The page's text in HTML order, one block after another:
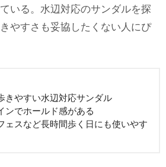
いる。水辺対応のサンダルを探
やすさも妥協したくない人にぴ
きやすい水辺対応サンダル
ンでホールド感がある
ェスなど長時間歩く日にも使いやす